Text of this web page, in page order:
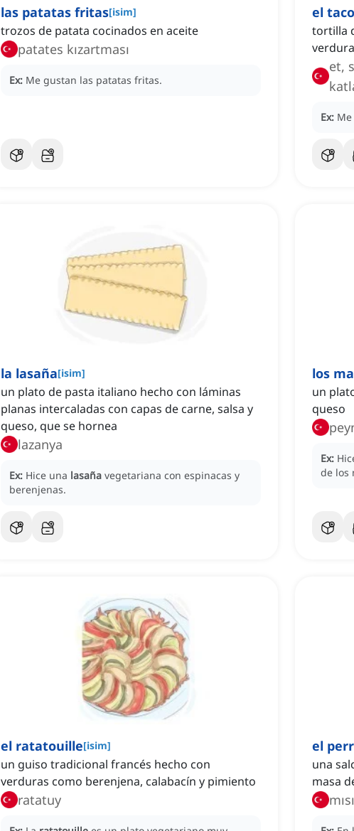
las patatas fritas[isim]
trozos de patata cocinados en aceite
patates kızartması
Ex: Me gustan las patatas fritas.
el taco
tortilla
et, sebze veya diğer malzemeler içeren
Ex:
la lasaña[isim]
un plato de pasta italiano hecho con láminas
planas intercaladas con capas de carne, salsa y
queso, que se hornea
lazanya
Ex: Hice una lasaña vegetariana con espinacas y
berenjenas.
los
un
queso
Ex:
de los
el ratatouille[isim]
un guiso tradicional francés hecho con
verduras como berenjena, calabacín y pimiento
ratatuy
el
una
masa